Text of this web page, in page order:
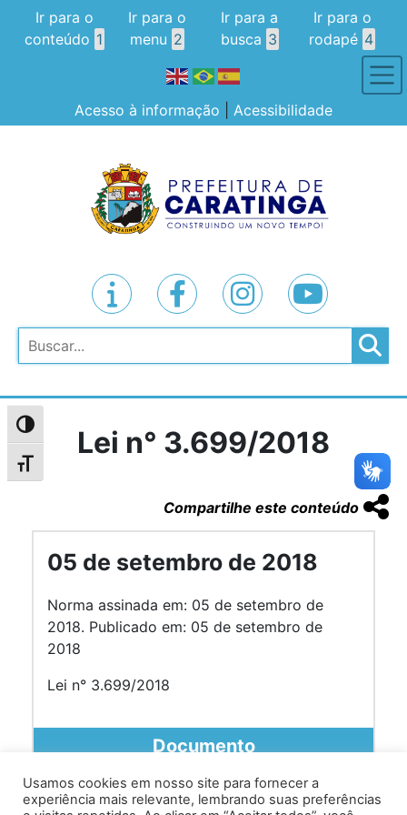
Alternar alto contraste
Alternar tamanho da fonte
Ir para o
conteúdo 1
Ir para o
menu 2
Ir para a
busca 3
Ir para o
rodapé 4
Acesso à informação Acessibilidade
Pesquisar
Lei n° 3.699/2018
Compartilhe este conteúdo
05 de setembro de 2018
Norma assinada em: 05 de setembro de
2018. Publicado em: 05 de setembro de
2018
Lei n° 3.699/2018
Documento
Usamos cookies em nosso site para fornecer a
experiência mais relevante, lembrando suas preferências